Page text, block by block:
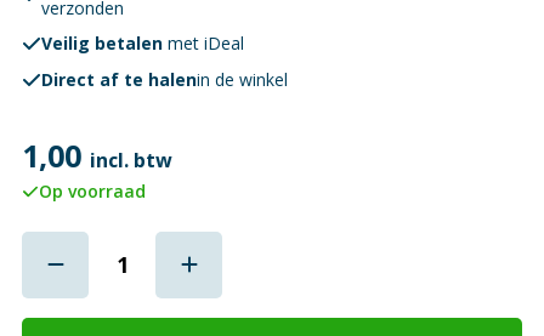
verzonden
Veilig betalen met iDeal
Direct af te halenin de winkel
1,00 incl. btw
Op voorraad